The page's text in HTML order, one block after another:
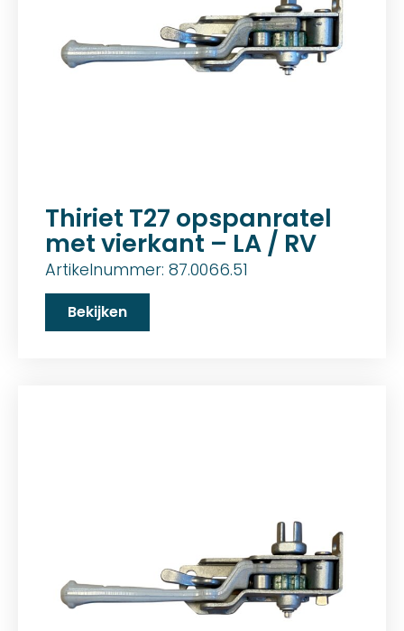
Thiriet T27 opspanratel
met vierkant – LA / RV
Artikelnummer: 87.0066.51
Bekijken